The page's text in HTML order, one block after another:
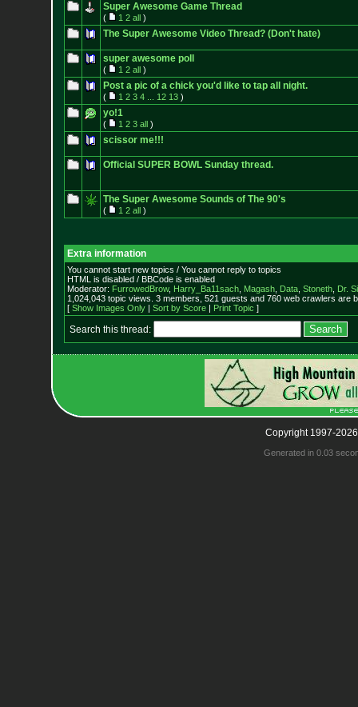
Super Awesome Game Thread
( 1 2 all)
The Super Awesome Video Thread? (Don't hate)
super awesome poll
( 1 2 all)
Post a pic of a chick you'd like to tap all night.
( 1 2 3 4 12 13)
yo!1
( 1 2 3 all)
scissor me!!!
Official SUPER BOWL Sunday thread.
The Super Awesome Sounds of The 90's
( 1 2 all)
Extra information
You cannot start new topics / You cannot reply to topics
HTML is disabled / BBCode is enabled
Moderator: FurrowedBrow, Harry_Ba11sach, Magash, Data, Stoneth, Dr.
1,024,043 topic views. 3 members, 521 guests and 760 web crawlers are
[ Show Images Only| Sort by Score| Print Topic ]
Search this thread:
Copyright 1997-
Generated in 0.03